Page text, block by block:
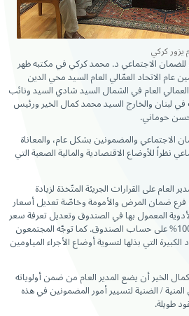
يزور كركي
الاجتماعي د. محمد كركي في مكتبه ظهر
الواقع في 9/6/2023 أمين عام الاتحاد العمّالي العام السيد محي الدين
العام في الشمال السيد شادي السيد ونائب
في لبنان والخارج السيد محمد كمال الخير ورئيس
حوماني.
والمضمونين بشكل عام، والمعاناة
نظراً للأوضاع الاقتصادية والمالية الصعبة التي
العام على القرارات الجريئة المتّخذة لزيادة
فرع ضمان المرض والأمومة وخاصّة تعديل أسعار
المعمول بها في الصندوق وتعديل تعرفة سعر
جلسة غسيل الكلى لتصبح مغطاة 100% على حساب الصندوق. كما توجّه المجتمعون
التي بذلها لتسوية أوضاع الأجراء المياومين
الخير أن يضع المدير العام من ضمن أولوياته
/ الضنية لتسيير أمور المضمونين في هذه
طويلة.